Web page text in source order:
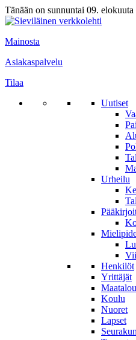
Tänään on sunnuntai 09. elokuuta
Mainosta
Asiakaspalvelu
Tilaa
Uutiset
Urheilu
Henkilöt
Yrittäjät
Koulu
Nuoret
Lapset